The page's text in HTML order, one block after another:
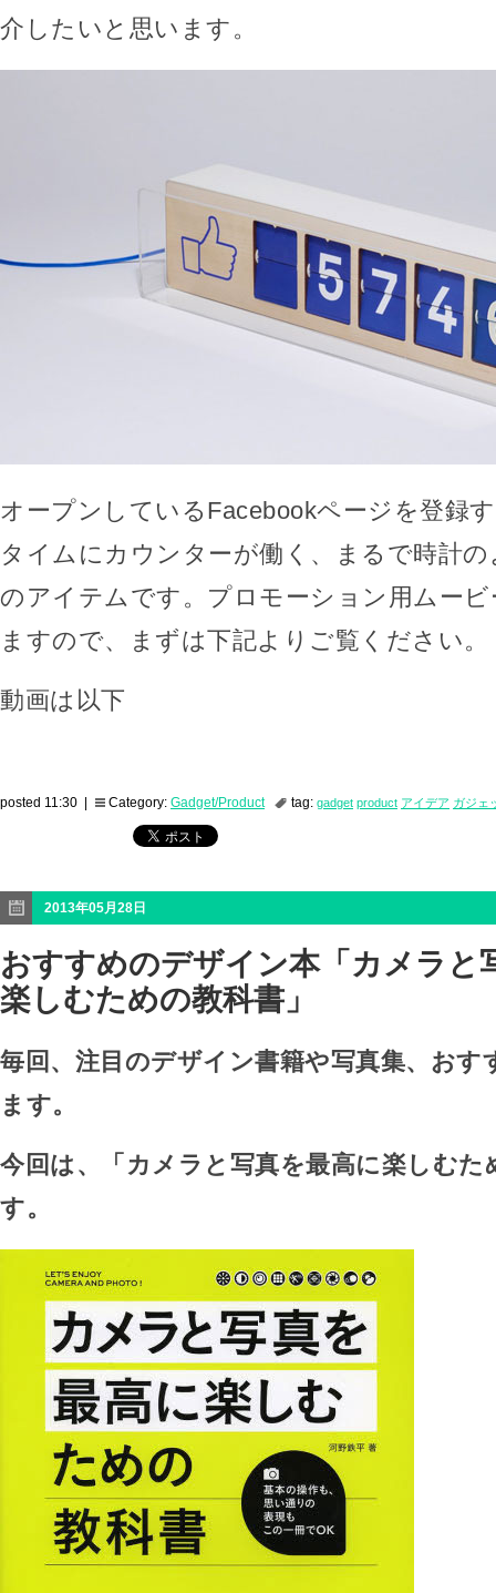
介したいと思います。
オープンしているFacebookページを登録
タイムにカウンターが働く、まるで時計
のアイテムです。プロモーション用ムー
ますので、まずは下記よりご覧ください。
動画は以下
posted 11:30 | Category: Gadget/Product tag: gadget product アイデア ガジェ
2013年05月28日
おすすめのデザイン本「カメラと
楽しむための教科書」
毎回、注目のデザイン書籍や写真集、おす
ます。
今回は、「カメラと写真を最高に楽しむた
す。